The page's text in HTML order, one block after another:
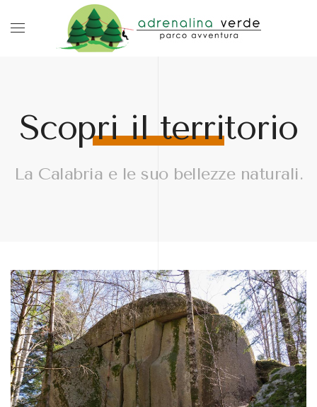
Scopri il territorio
La Calabria e le suo bellezze naturali.